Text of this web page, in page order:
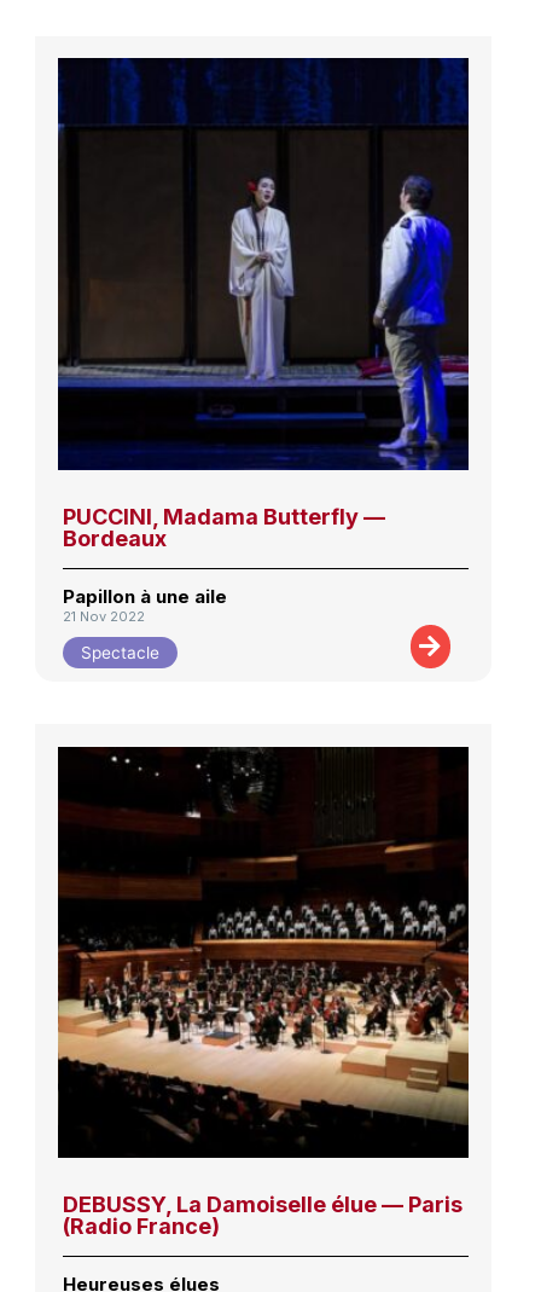
PUCCINI, Madama Butterfly —
Bordeaux
Papillon à une aile
21 Nov 2022
Spectacle
DEBUSSY, La Damoiselle élue — Paris
(Radio France)
Heureuses élues